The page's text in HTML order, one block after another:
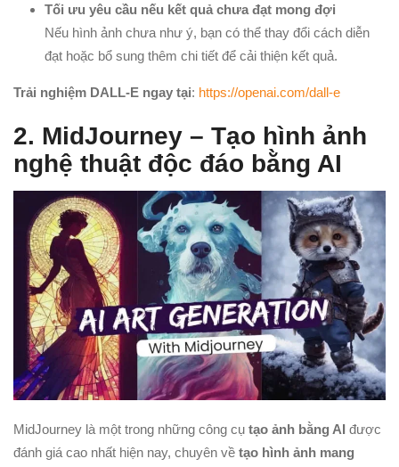
Tối ưu yêu cầu nếu kết quả chưa đạt mong đợi
Nếu hình ảnh chưa như ý, bạn có thể thay đổi cách diễn
đạt hoặc bổ sung thêm chi tiết để cải thiện kết quả.
Trải nghiệm DALL-E ngay tại: https://openai.com/dall-e
2. MidJourney – Tạo hình ảnh
nghệ thuật độc đáo bằng AI
MidJourney là một trong những công cụ tạo ảnh bằng AI được
đánh giá cao nhất hiện nay, chuyên về tạo hình ảnh mang